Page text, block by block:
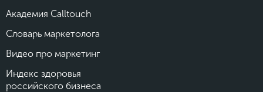
Академия Calltouch
Словарь маркетолога
Видео про маркетинг
Индекс здоровья
российского бизнеса